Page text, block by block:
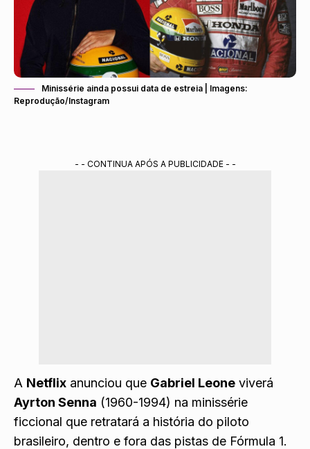
Minissérie ainda possui data de estreia | Imagens:
Reprodução/Instagram
- - CONTINUA APÓS A PUBLICIDADE - -
A Netflix anunciou que Gabriel Leone viverá
Ayrton Senna (1960-1994) na minissérie
ficcional que retratará a história do piloto
brasileiro, dentro e fora das pistas de Fórmula 1.